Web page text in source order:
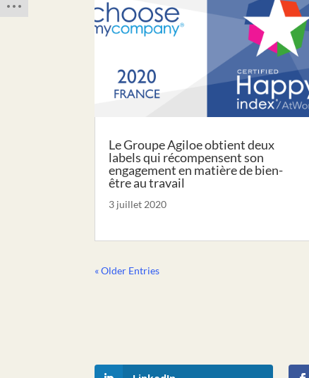
Le Groupe Agiloe obtient deux
labels qui récompensent son
engagement en matière de bien-
être au travail
3 juillet 2020
« Older Entries